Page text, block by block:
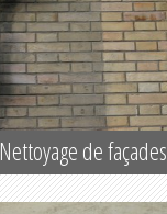
Nettoyage de façades